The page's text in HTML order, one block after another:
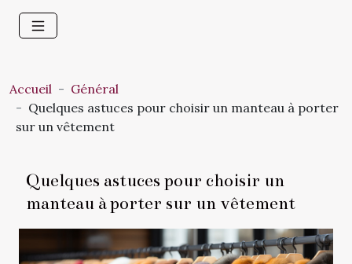
Accueil
Général
Quelques astuces pour choisir un manteau à porter
sur un vêtement
Quelques astuces pour choisir un
manteau à porter sur un vêtement